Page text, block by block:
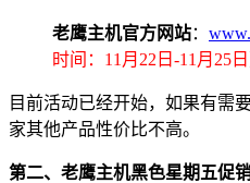
老鹰主机官方网站：
时间：11月22日-11月25日
目前活动已经开始，如果有需
家其他产品性价比不高。
第二、老鹰主机黑色星期五促